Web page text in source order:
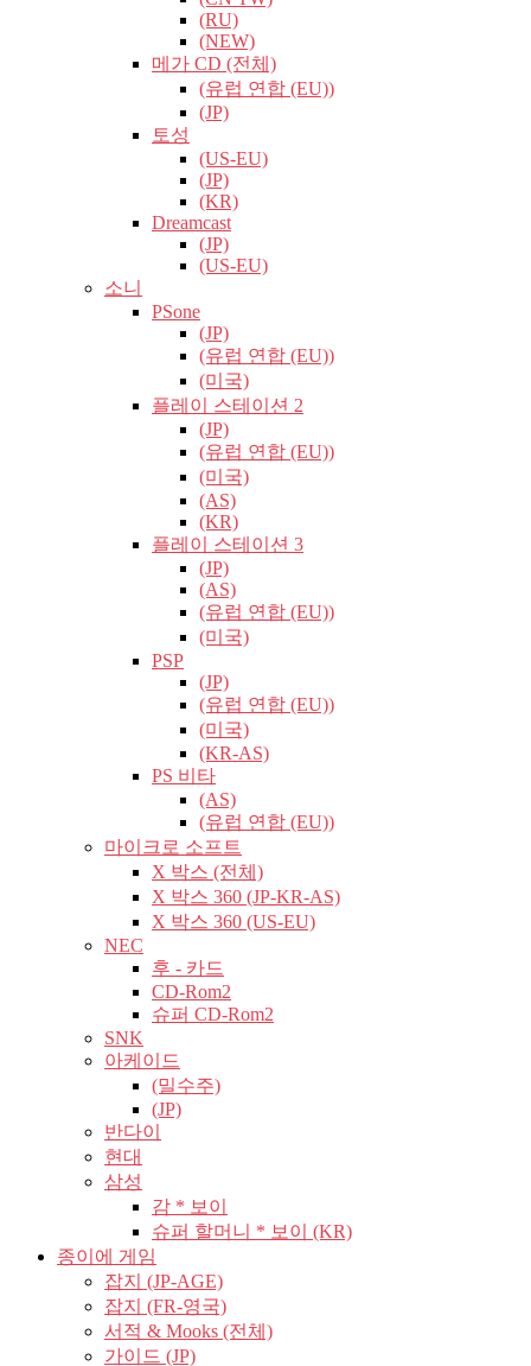
(RU)
(NEW)
메가 CD (전체)
(유럽​​ 연합 (EU))
(JP)
토성
(US-EU)
(JP)
(KR)
Dreamcast
(JP)
(US-EU)
소니
PSone
(JP)
(유럽​​ 연합 (EU))
(미국)
플레이 스테이션 2
(JP)
(유럽​​ 연합 (EU))
(미국)
(AS)
(KR)
플레이 스테이션 3
(JP)
(AS)
(유럽​​ 연합 (EU))
(미국)
PSP
(JP)
(유럽​​ 연합 (EU))
(미국)
(KR-AS)
PS 비타
(AS)
(유럽​​ 연합 (EU))
마이크로 소프트
X 박스 (전체)
X 박스 360 (JP-KR-AS)
X 박스 360 (US-EU)
NEC
후 - 카드
CD-Rom2
슈퍼 CD-Rom2
SNK
아케이드
(밀수주)
(JP)
반다이
현대
삼성
감 * 보이
슈퍼 할머니 * 보이 (KR)
종이에 게임
잡지 (JP-AGE)
잡지 (FR-영국)
서적 & Mooks (전체)
가이드 (JP)